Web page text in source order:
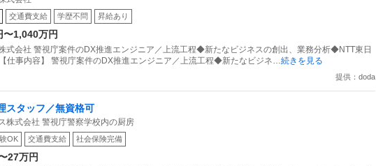
交通費支給 学歴不問 昇給あり
〜1,040万円
式会社 警視庁案件のDX推進エンジニア／上流工程◆新たなビジネスの創出、業務分析◆NTT東日
仕事内容】 警視庁案件のDX推進エンジニア／上流工程◆新たなビジネ…続きを見る
提供：doda
スタッフ／無資格可
株式会社 警視庁警察学校内の厨房
OK 交通費支給 社会保険完備
27万円